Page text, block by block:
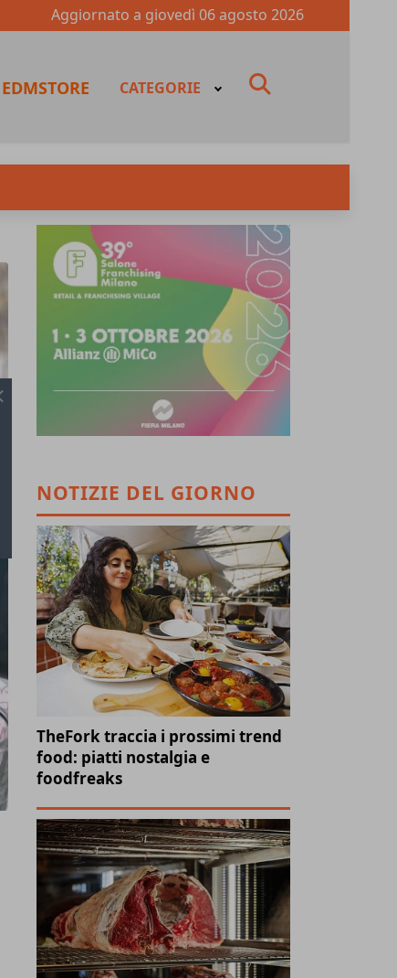
Aggiornato a giovedì 06 agosto 2026
EDMSTORE CATEGORIE
NOTIZIE DEL GIORNO
TheFork traccia i prossimi trend
food: piatti nostalgia e
foodfreaks